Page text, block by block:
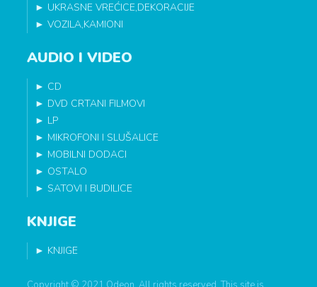
► UKRASNE VREĆICE,DEKORACIJE
►VOZILA,KAMIONI
AUDIO I VIDEO
► CD
► DVD CRTANI FILMOVI
► LP
► MIKROFONI I SLUŠALICE
► MOBILNI DODACI
► OSTALO
►SATOVI I BUDILICE
KNJIGE
► KNJIGE